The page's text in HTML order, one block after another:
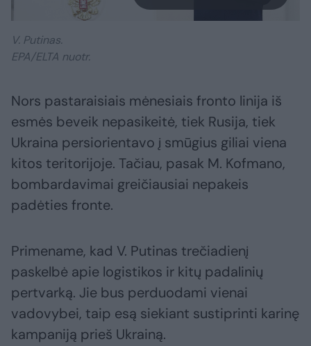
V. Putinas.
EPA/ELTA nuotr.
Nors pastaraisiais mėnesiais fronto linija iš
esmės beveik nepasikeitė, tiek Rusija, tiek
Ukraina persiorientavo į smūgius giliai viena
kitos teritorijoje. Tačiau, pasak M. Kofmano,
bombardavimai greičiausiai nepakeis
padėties fronte.
Primename, kad V. Putinas trečiadienį
paskelbė apie logistikos ir kitų padalinių
pertvarką. Jie bus perduodami vienai
vadovybei, taip esą siekiant sustiprinti karinę
kampaniją prieš Ukrainą.